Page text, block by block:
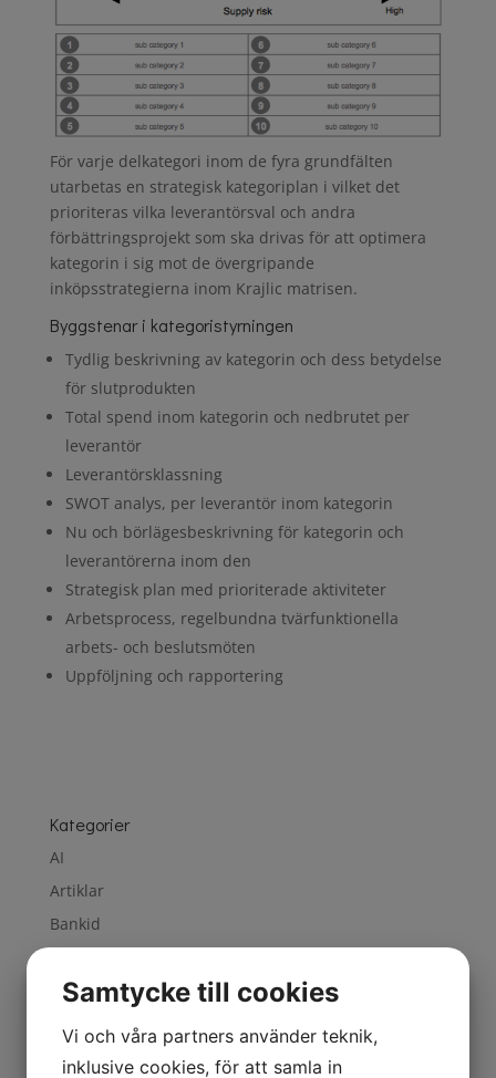
För varje delkategori inom de fyra grundfälten
utarbetas en strategisk kategoriplan i vilket det
prioriteras vilka leverantörsval och andra
förbättringsprojekt som ska drivas för att optimera
kategorin i sig mot de övergripande
inköpsstrategierna inom Krajlic matrisen.
Byggstenar i kategoristyrningen
Tydlig beskrivning av kategorin och dess betydelse
för slutprodukten
Total spend inom kategorin och nedbrutet per
leverantör
Leverantörsklassning
SWOT analys, per leverantör inom kategorin
Nu och börlägesbeskrivning för kategorin och
leverantörerna inom den
Strategisk plan med prioriterade aktiviteter
Arbetsprocess, regelbundna tvärfunktionella
arbets- och beslutsmöten
Uppföljning och rapportering
Kategorier
AI
Artiklar
Bankid
Change
Cleanup
Samtycke till cookies
Vi och våra partners använder teknik,
inklusive cookies, för att samla in